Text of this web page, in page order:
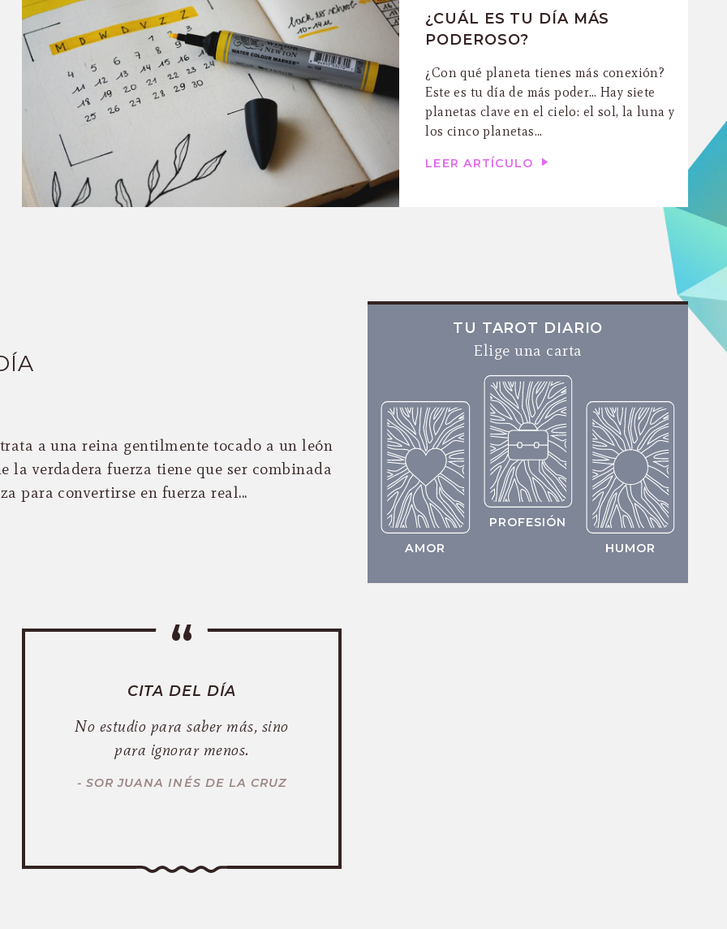
¿CUÁL ES TU DÍA MÁS
PODEROSO?
¿Con qué planeta tienes más conexión?
Este es tu día de más poder… Hay siete
planetas clave en el cielo: el sol, la luna y
los cinco planetas...
LEER ARTÍCULO
a una reina gentilmente tocado a un león
la verdadera fuerza tiene que ser combinada
para convertirse en fuerza real...
TU TAROT DIARIO
Elige una carta
AMOR
PROFESIÓN
HUMOR
CITA DEL DÍA
No estudio para saber más, sino
para ignorar menos.
- SOR JUANA INÉS DE LA CRUZ